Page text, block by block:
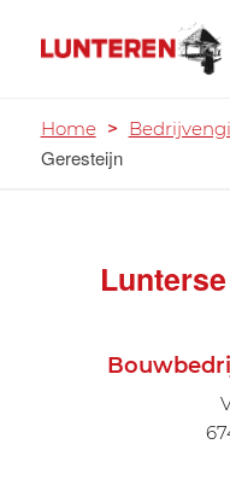
Home >
Geresteijn
Lunterse